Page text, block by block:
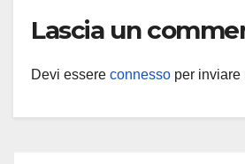
Lascia un
Devi essere connesso per inviare